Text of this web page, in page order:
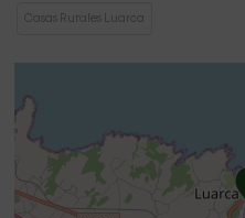
Casas Rurales Luarca